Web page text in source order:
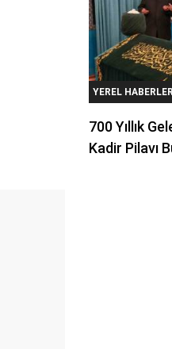
YEREL
700 Yıllık
Kadir Pilavı